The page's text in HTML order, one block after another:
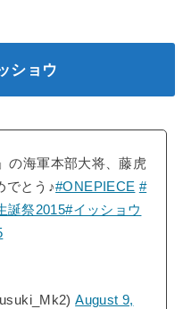
ショウ
の海軍本部大将、藤虎
でとう♪#ONEPIECE #
誕祭2015#イッショウ
August 9,